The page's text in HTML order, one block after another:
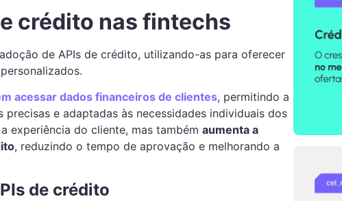
crédito nas fintechs
de APIs de crédito, utilizando-as para oferecer
acessar dados financeiros de clientes, permitindo a
e adaptadas às necessidades individuais dos
experiência do cliente, mas também aumenta a
, reduzindo o tempo de aprovação e melhorando a
de crédito